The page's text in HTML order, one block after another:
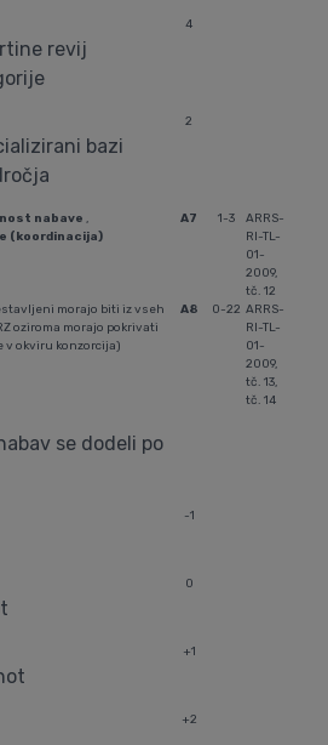
revij
4
bazi
2
nabave ,
(koordinacija)
A7 1-3
ARRS-
RI-TL-
01-
2009,
tč. 12
morajo biti iz vseh
oziroma morajo pokrivati
okviru konzorcija)
A8 0-22 ARRS-
RI-TL-
01-
2009,
tč. 13,
tč. 14
se dodeli po
-1
0
+1
+2